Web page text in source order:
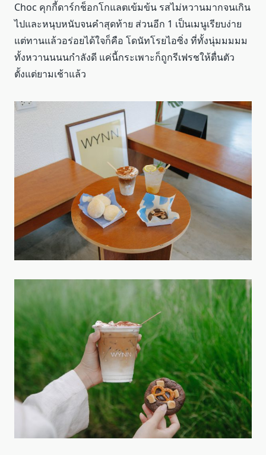
Choc คุกกี้ดาร์กช็อกโกแลตเข้มข้น รสไม่หวานมากจนเกิน
ไปและหนุบหนับจนคำสุดท้าย ส่วนอีก 1 เป็นเมนูเรียบง่าย
แต่ทานแล้วอร่อยได้ใจก็คือ โดนัทโรยไอซิ่ง ที่ทั้งนุ่มมมมม
ทั้งหวานนนนกำลังดี แค่นี้กระเพาะก็ถูกรีเฟรชให้ตื่นตัว
ตั้งแต่ยามเช้าแล้ว